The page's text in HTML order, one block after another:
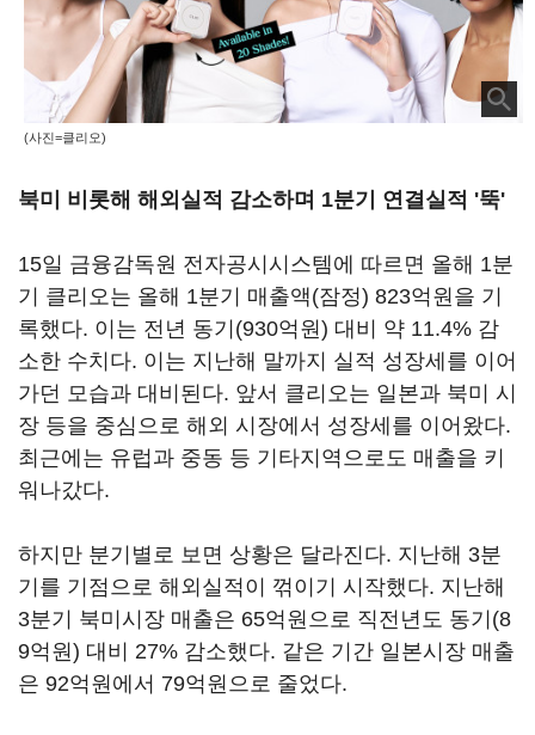
(사진=클리오)
북미 비롯해 해외실적 감소하며 1분기 연결실적 '뚝'
15일 금융감독원 전자공시시스템에 따르면 올해 1분
기 클리오는 올해 1분기 매출액(잠정) 823억원을 기
록했다. 이는 전년 동기(930억원) 대비 약 11.4% 감
소한 수치다. 이는 지난해 말까지 실적 성장세를 이어
가던 모습과 대비된다. 앞서 클리오는 일본과 북미 시
장 등을 중심으로 해외 시장에서 성장세를 이어왔다.
최근에는 유럽과 중동 등 기타지역으로도 매출을 키
워나갔다.
하지만 분기별로 보면 상황은 달라진다. 지난해 3분
기를 기점으로 해외실적이 꺾이기 시작했다. 지난해
3분기 북미시장 매출은 65억원으로 직전년도 동기(8
9억원) 대비 27% 감소했다. 같은 기간 일본시장 매출
은 92억원에서 79억원으로 줄었다.